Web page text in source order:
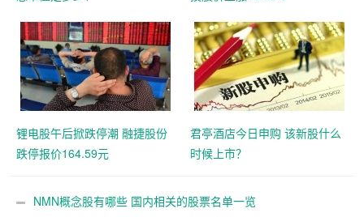
锂电股午后掀跌停潮 融捷股份
跌停报价164.59元
君亭酒店今日申购 该新股什么
时候上市？
NMN概念股有哪些 国内相关的股票名单一览